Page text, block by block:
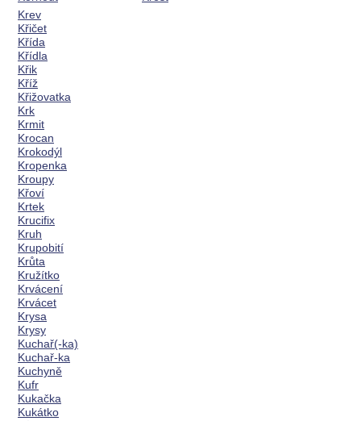
Krev
Křičet
Křída
Křídla
Křik
Kříž
Křižovatka
Krk
Krmit
Krocan
Krokodýl
Kropenka
Kroupy
Křoví
Krtek
Krucifix
Kruh
Krupobití
Krůta
Kružítko
Krvácení
Krvácet
Krysa
Krysy
Kuchař(-ka)
Kuchař-ka
Kuchyně
Kufr
Kukačka
Kukátko